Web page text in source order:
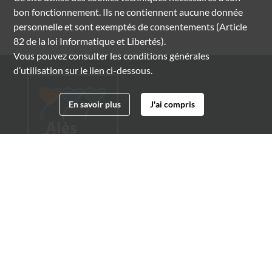
bon fonctionnement. Ils ne contiennent aucune donnée
personnelle et sont exemptés de consentements (Article
82 de la loi Informatique et Libertés).
Vous pouvez consulter les conditions générales
d’utilisation sur le lien ci-dessous.
En savoir plus J'ai compris